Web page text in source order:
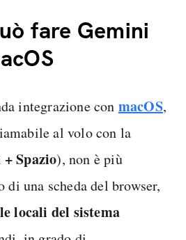
fare Gemini
integrazione con macOS,
al volo con la
Spazio), non è più
una scheda del browser,
locali del sistema